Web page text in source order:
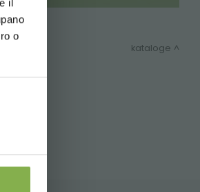
o
kataloge